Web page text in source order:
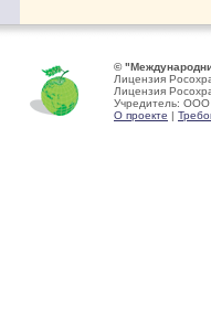
©
Лицензия
Лицензия
Учредитель: ООО
О проекте |